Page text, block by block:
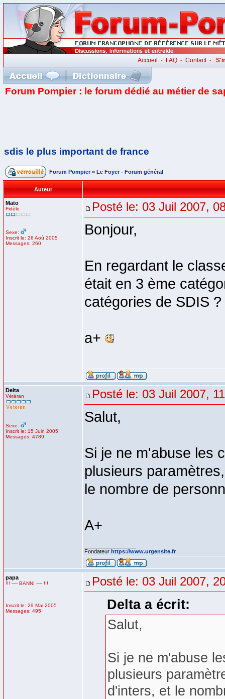
Accueil • FAQ• Contact•
Forum Pompier : le forum dédié au métier de
sdis le plus important de france
Forum Pompier » Le Foyer - Forum général
Auteur
Mato
Fidèle
Sexe:
Inscrit le: 26 Aoû 2005
Messages: 260
Posté le: 03 Juil 2007,
Bonjour,
En regardant le
était en 3 ème
catégories de SDIS ?
a+
Delta
Vétéran
Sexe:
Inscrit le: 15 Juin 2005
Messages: 4789
Posté le: 03 Juil 2007,
Salut,
Si je ne m'abuse les
plusieurs
le nombre de
A+
Fondateur https://www.urgensite.fr
papa
!!! ---- BANNI ---- !!!
Inscrit le: 29 Mai 2005
Messages: 495
Posté le: 03 Juil 2007,
Delta a écrit:
Salut,
Si je ne m'abuse
plusieurs
d'inters, et le